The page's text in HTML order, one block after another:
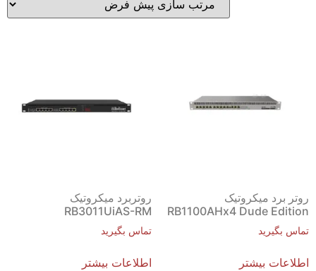
روتر برد میکروتیک
RB1100AHx4 Dude Edition
تماس بگیرید
اطلاعات بیشتر
روتربرد میکروتیک
RB3011UiAS-RM
تماس بگیرید
اطلاعات بیشتر